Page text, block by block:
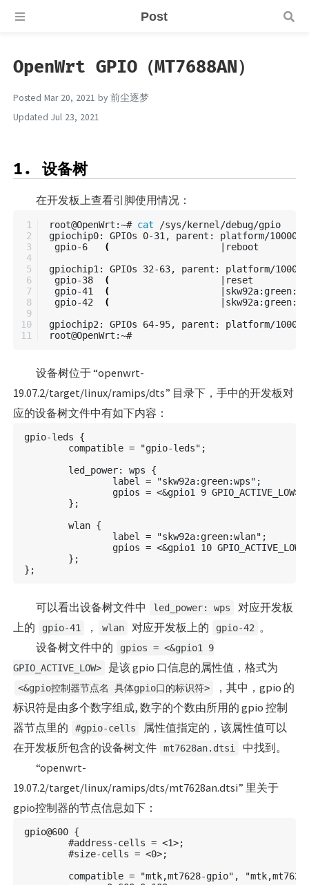
Post
OpenWrt GPIO（MT7688AN）
Posted Mar 20, 2021 by 前尘逐梦
Updated Jul 23, 2021
1. 设备树
在开发板上查看引脚使用情况：
1
2
3
4
5
6
7
8
9
10
root@OpenWrt:~# cat /sys/kernel/debug/gpio
gpiochip0: GPIOs 0-31, parent: platform/
gpio-6
(
gpiochip1: GPIOs 32-63, parent: platform/
gpio-38
(
gpio-41
(
gpio-42
(
gpiochip2: GPIOs 64-95, parent: platform/
设备树位于 “openwrt-
19.07.2/target/linux/ramips/dts” 目录下，手中的开发板对
应的设备树文件中有如下内容：
gpio-leds {
可以看出设备树文件中 led_power: wps
对应开发板
上的
gpio-41 ， wlan 对应开发板上的 gpio-42
。
设备树文件中的
gpios = <&gpio1 9
GPIO_ACTIVE_LOW>
是该 gpio 口信息的属性值，格式为
<&gpio控制器节点名 具体gpio口的标识符>
，其中，gpio 的
标识符是由多个数字组成, 数字的个数由所用的 gpio 控制
器节点里的
#gpio-cells
属性值指定的，该属性值可以
在开发板所包含的设备树文件
mt7628an.dtsi
中找到。
“openwrt-
19.07.2/target/linux/ramips/dts/mt7628an.dtsi” 里关于
gpio控制器的节点信息如下：
gpio@600 {